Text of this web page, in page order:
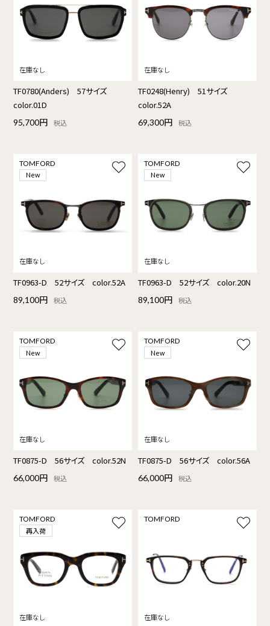
TF0780(Anders) 57サイズ
color.01D
95,700円 税込
TF0248(Henry) 51サイズ
color.52A
69,300円 税込
TOMFORD
New
TF0963-D 52サイズ color.52A
89,100円 税込
TOMFORD
New
TF0963-D 52サイズ color.20N
89,100円 税込
TOMFORD
New
TF0875-D 56サイズ color.52N
66,000円 税込
TOMFORD
New
TF0875-D 56サイズ color.56A
66,000円 税込
TOMFORD
再入荷
TOMFORD